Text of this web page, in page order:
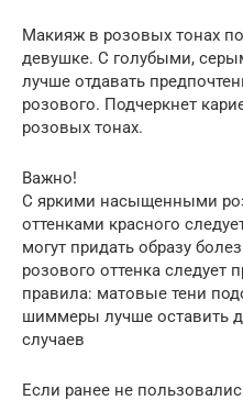
Макияж в розовых тонах
девушке. С голубыми,
лучше отдавать
розового. Подчеркнет
розовых тонах.
Важно!
С яркими насыщенными
оттенками красного
могут придать образу
розового оттенка следует
правила: матовые тени
шиммеры лучше оставить
случаев
Если ранее не